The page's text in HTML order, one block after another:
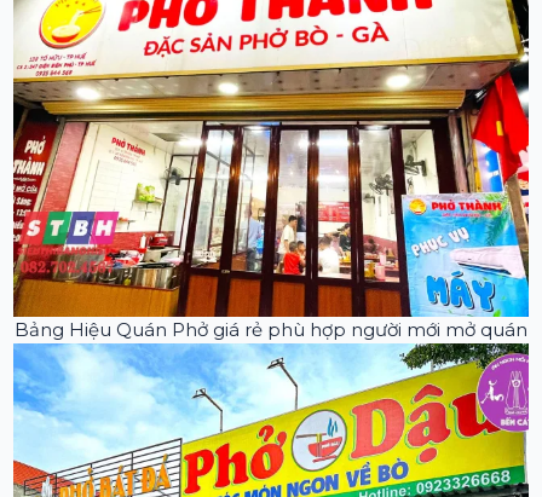
Bảng Hiệu Quán Phở giá rẻ phù hợp người mới mở quán